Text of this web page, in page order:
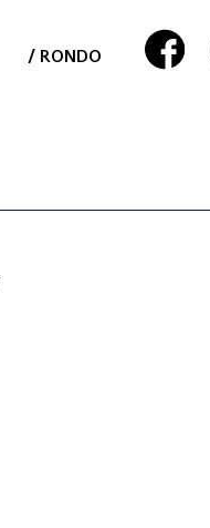
/ RONDO